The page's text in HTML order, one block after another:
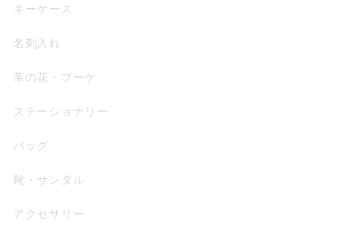
キーケース
名刺入れ
革の花・ブーケ
ステーショナリー
バッグ
靴・サンダル
アクセサリー